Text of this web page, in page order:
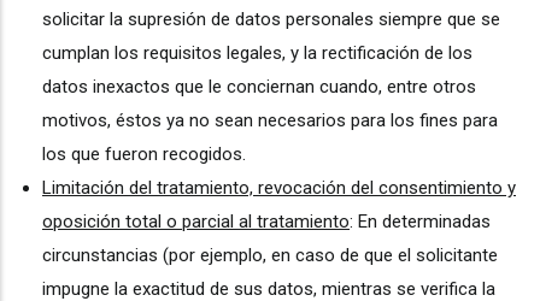
solicitar la supresión de datos personales siempre que se
cumplan los requisitos legales, y la rectificación de los
datos inexactos que le conciernan cuando, entre otros
motivos, éstos ya no sean necesarios para los fines para
los que fueron recogidos.
Limitación del tratamiento, revocación del consentimiento y
oposición total o parcial al tratamiento: En determinadas
circunstancias (por ejemplo, en caso de que el solicitante
impugne la exactitud de sus datos, mientras se verifica la